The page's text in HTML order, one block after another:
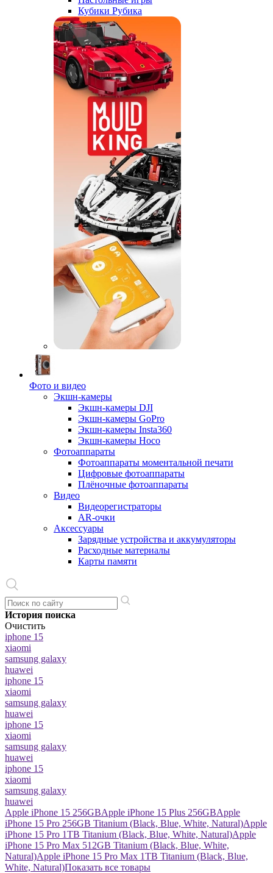
Кубики Рубика
Фото и видео
Экшн-камеры
Экшн-камеры DJI
Экшн-камеры GoPro
Экшн-камеры Insta360
Экшн-камеры Hoco
Фотоаппараты
Фотоаппараты моментальной печати
Цифровые фотоаппараты
Плёночные фотоаппараты
Видео
Видеорегистраторы
AR-очки
Аксессуары
Зарядные устройства и аккумуляторы
Расходные материалы
Карты памяти
История поиска
Очистить
iphone 15
xiaomi
samsung galaxy
huawei
iphone 15
xiaomi
samsung galaxy
huawei
iphone 15
xiaomi
samsung galaxy
huawei
iphone 15
xiaomi
samsung galaxy
huawei
Apple iPhone 15 256GBApple iPhone 15 Plus 256GBApple
iPhone 15 Pro 256GB Titanium (Black, Blue, White, Natural)Apple
iPhone 15 Pro 1TB Titanium (Black, Blue, White, Natural)Apple
iPhone 15 Pro Max 512GB Titanium (Black, Blue, White,
Natural)Apple iPhone 15 Pro Max 1TB Titanium (Black, Blue,
White, Natural)Показать все товары